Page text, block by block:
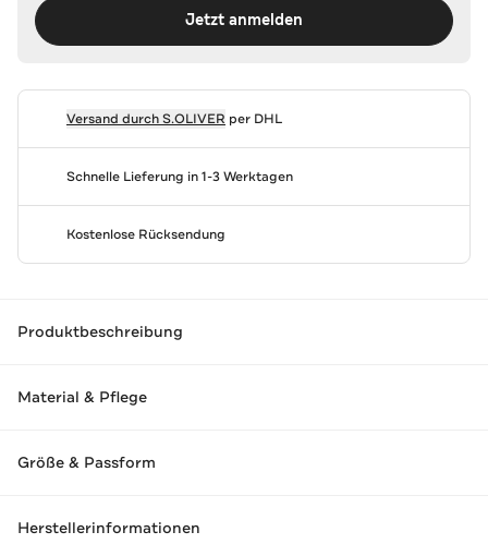
Jetzt anmelden
Versand durchS.OLIVER per DHL
Schnelle Lieferung in 1-3 Werktagen
Kostenlose Rücksendung
Produktbeschreibung
Material & Pflege
Größe & Passform
Herstellerinformationen